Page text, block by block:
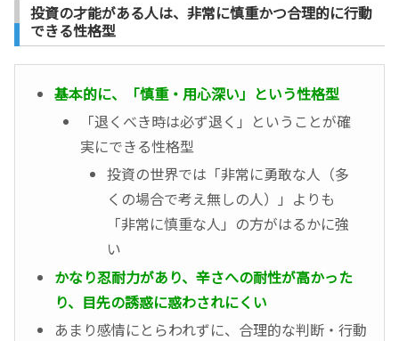
投資の才能がある人は、非常に慎重かつ合理的に行動
できる性格型
基本的に、「慎重・用心深い」という性格型
「退くべき時は必ず退く」ということが確
実にできる性格型
投資の世界では「非常に勇敢な人（多
くの場合で考え無しの人）」よりも
「非常に慎重な人」の方がはるかに強
い
かなり忍耐力があり、辛さへの耐性が高かった
り、目先の誘惑に惑わされにくい
あまり感情にとらわれずに、合理的な判断・行動